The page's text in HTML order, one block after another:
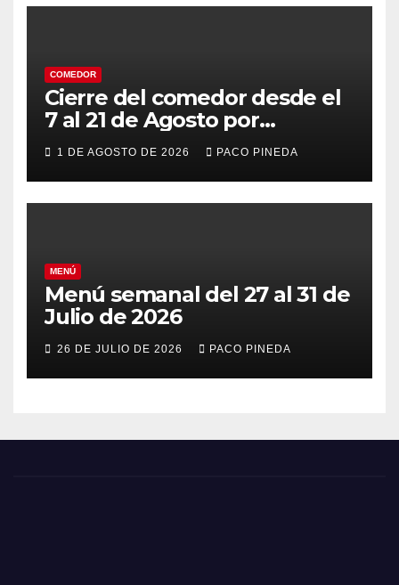
COMEDOR
Cierre del comedor desde el
7 al 21 de Agosto por
vacaciones
1 DE AGOSTO DE 2026 PACO PINEDA
MENÚ
Menú semanal del 27 al 31 de
Julio de 2026
26 DE JULIO DE 2026 PACO PINEDA